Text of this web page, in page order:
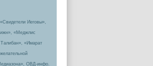
Иеговы»,
«Меджлис
Талибан», «Имарат
ОВД-инфо.